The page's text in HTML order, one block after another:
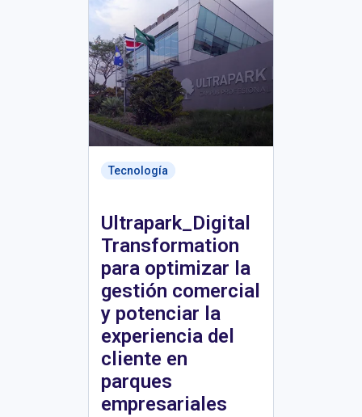
Tecnología
Ultrapark_Digital
Transformation
para optimizar la
gestión comercial
y potenciar la
experiencia del
cliente en
parques
empresariales